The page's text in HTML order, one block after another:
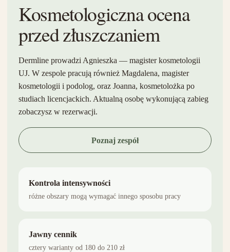
Kosmetologiczna ocena
przed złuszczaniem
Dermline prowadzi Agnieszka — magister kosmetologii
UJ. W zespole pracują również Magdalena, magister
kosmetologii i podolog, oraz Joanna, kosmetolożka po
studiach licencjackich. Aktualną osobę wykonującą zabieg
zobaczysz w rezerwacji.
Poznaj zespół
Kontrola intensywności
różne obszary mogą wymagać innego sposobu pracy
Jawny cennik
cztery warianty od 180 do 210 zł